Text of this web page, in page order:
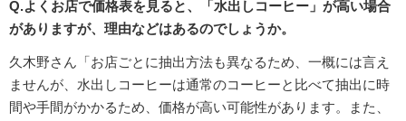
Q.よくお店で価格表を見ると、「水出しコーヒー」が高い場合
がありますが、理由などはあるのでしょうか。
久木野さん「お店ごとに抽出方法も異なるため、一概には言え
ませんが、水出しコーヒーは通常のコーヒーと比べて抽出に時
間や手間がかかるため、価格が高い可能性があります。また、